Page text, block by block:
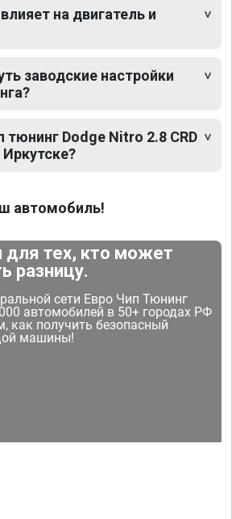
на двигатель и
заводские настройки
тюнинг Dodge Nitro 2.8 CRD
автомобиль!
тех, кто может
разницу.
сети Евро Чип Тюнинг
автомобилей в 50+ городах РФ
как получить безопасный
машины!